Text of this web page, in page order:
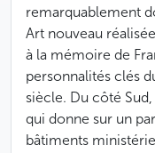
remarquablement
Art nouveau
à la mémoire de
personnalités clés
siècle. Du côté Sud,
qui donne sur un
bâtiments